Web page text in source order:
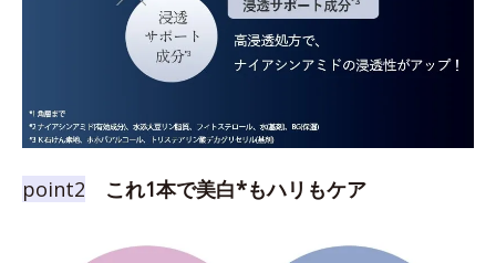
point2 これ1本で美白*もハリもケア